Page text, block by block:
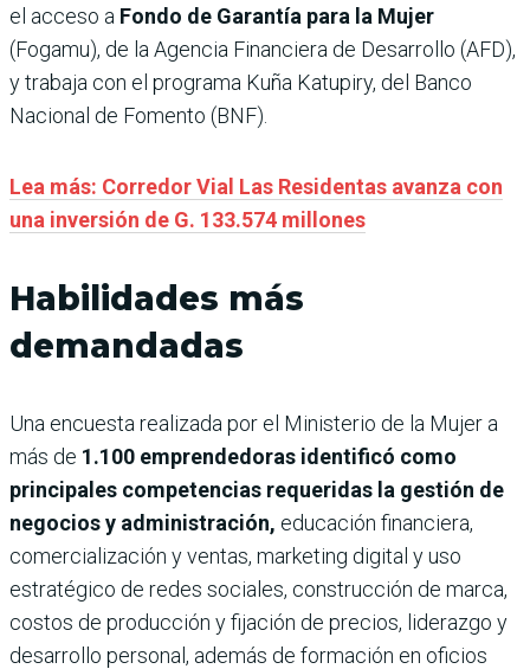
el acceso a Fondo de Garantía para la Mujer
(Fogamu), de la Agencia Financiera de Desarrollo (AFD),
y trabaja con el programa Kuña Katupiry, del Banco
Nacional de Fomento (BNF).
Lea más: Corredor Vial Las Residentas avanza con
una inversión de G. 133.574 millones
Habilidades más
demandadas
Una encuesta realizada por el Ministerio de la Mujer a
más de 1.100 emprendedoras identificó como
principales competencias requeridas la gestión de
negocios y administración, educación financiera,
comercialización y ventas, marketing digital y uso
estratégico de redes sociales, construcción de marca,
costos de producción y fijación de precios, liderazgo y
desarrollo personal, además de formación en oficios